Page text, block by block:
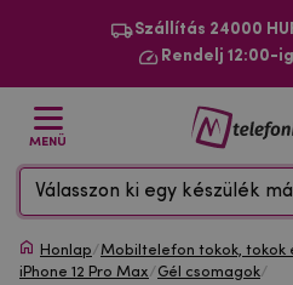
Szállítás 24000
Rendelj 12:00-
MENÜ
Válasszon ki egy készülék
Honlap/Mobiltelefon tokok, tokok
iPhone 12 Pro Max/Gél csomagok/